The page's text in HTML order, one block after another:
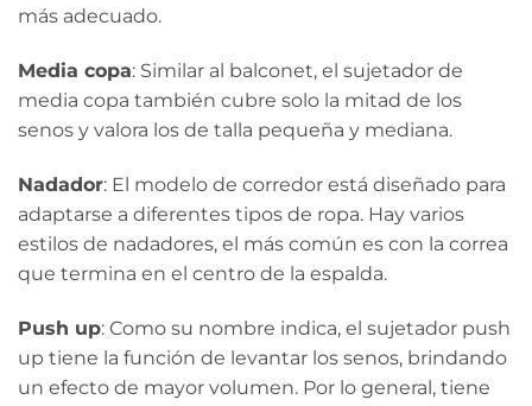
más adecuado.
Media copa: Similar al balconet, el sujetador de
media copa también cubre solo la mitad de los
senos y valora los de talla pequeña y mediana.
Nadador: El modelo de corredor está diseñado para
adaptarse a diferentes tipos de ropa. Hay varios
estilos de nadadores, el más común es con la correa
que termina en el centro de la espalda.
Push up: Como su nombre indica, el sujetador push
up tiene la función de levantar los senos, brindando
un efecto de mayor volumen. Por lo general, tiene